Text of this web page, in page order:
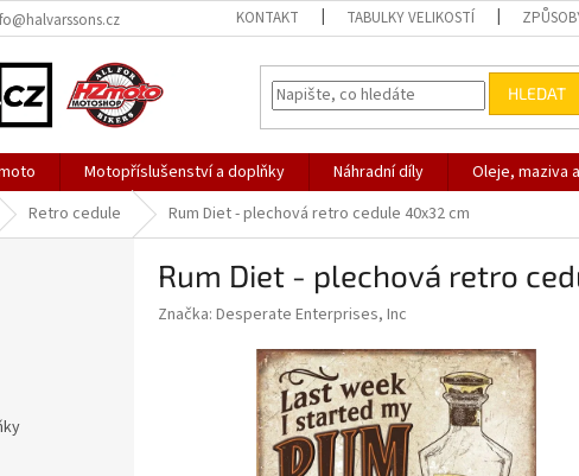
KONTAKT TABULKY VELIKOSTÍ
HLEDAT
Motopříslušenství a doplňky Náhradní díly Oleje, maziva
Retro cedule Rum Diet - plechová retro cedule 40x32 cm
Rum Diet - plechová retro
Značka: Desperate Enterprises, Inc